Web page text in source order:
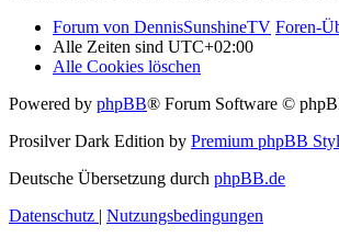
Forum von DennisSunshineTV Foren-
Alle Zeiten sind UTC+02:00
Alle Cookies löschen
Powered by phpBB® Forum Software ©
Prosilver Dark Edition by Premium phpBB
Deutsche Übersetzung durch phpBB.de
Datenschutz | Nutzungsbedingungen